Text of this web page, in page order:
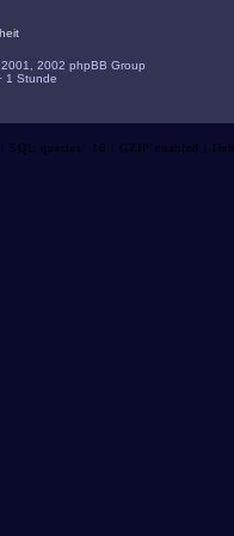
2002 phpBB Group
1 Stunde
SQL queries: 16 | GZIP enabled |